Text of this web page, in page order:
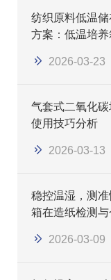
纺织原料低温
方案：低温培养
2026-03-23
气套式二氧化
使用技巧分析
2026-03-13
稳控温湿，测
箱在造纸检测
2026-03-09